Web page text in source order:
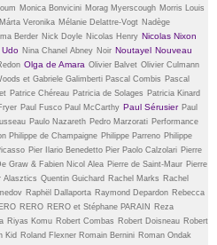
Monica Bonvicini Morag Myerscough Morris Louis
Márta Veronika Mélanie Delattre-Vogt Nadège
Berder Nick Doyle Nicolas Henry Nicolas Nixon
Udo Nina Chanel Abney Noir Noutayel Nouveau
Olga de Amara Olivier Balvet Olivier Culmann
et Gabriele Galimberti Pascal Combis Pascal
Patrice Chéreau Patricia de Solages Patricia Kinard
Paul Fusco Paul McCarthy Paul Sérusier Paul
Paulo Nazareth Pedro Marzorati Performance
Philippe de Champaigne Philippe Parreno Philippe
Pier Ilario Benedetto Pier Paolo Calzolari Pierre
Graw & Fabien Nicol Alea Pierre de Saint-Maur Pierre
Alasztics Quentin Guichard Rachel Marks Rachel
Raphël Dallaporta Raymond Depardon Rebecca
RERO RERO et Stéphane PARAIN
Reza
Riyas Komu Robert Combas Robert Doisneau Robert
Kid Roland Flexner Romain Bernini Roman Ondak